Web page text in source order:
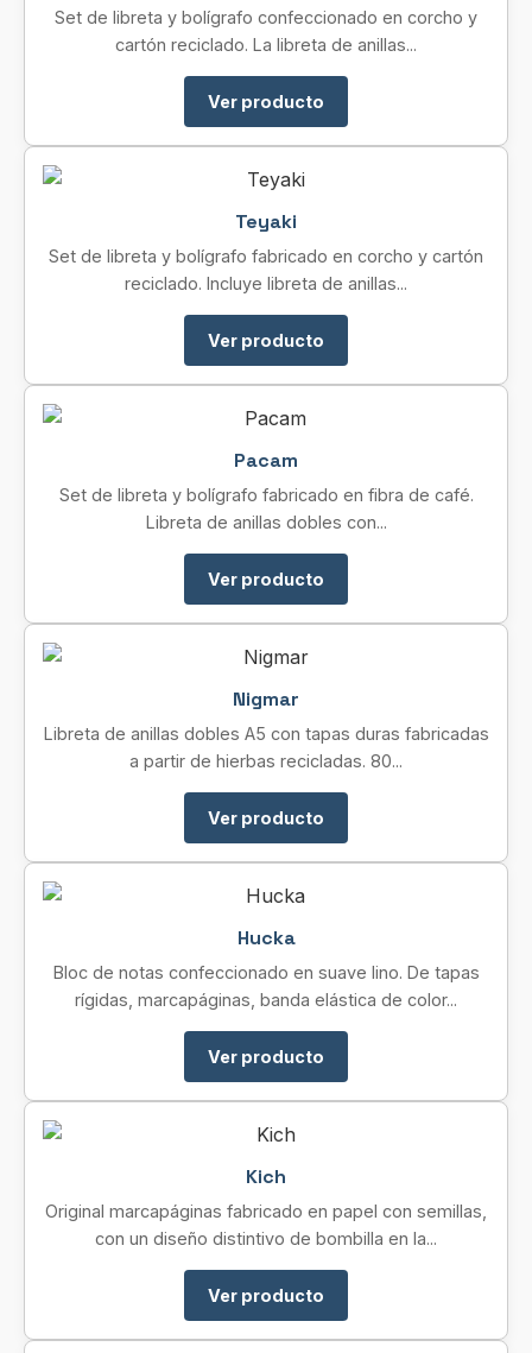
Set de libreta y bolígrafo confeccionado en corcho y
cartón reciclado. La libreta de anillas...
Ver producto
Teyaki
Set de libreta y bolígrafo fabricado en corcho y cartón
reciclado. Incluye libreta de anillas...
Ver producto
Pacam
Set de libreta y bolígrafo fabricado en fibra de café.
Libreta de anillas dobles con...
Ver producto
Nigmar
Libreta de anillas dobles A5 con tapas duras fabricadas
a partir de hierbas recicladas. 80...
Ver producto
Hucka
Bloc de notas confeccionado en suave lino. De tapas
rígidas, marcapáginas, banda elástica de color...
Ver producto
Kich
Original marcapáginas fabricado en papel con semillas,
con un diseño distintivo de bombilla en la...
Ver producto